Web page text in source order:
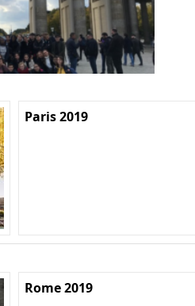
Paris 2019
Rome 2019